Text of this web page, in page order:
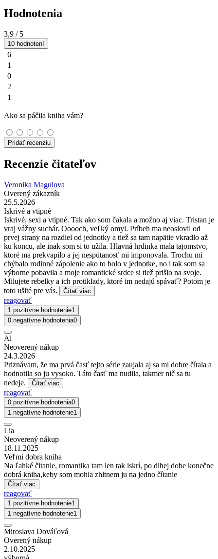
Hodnotenia
3,9 / 5
10 hodnotení
6
1
0
2
1
Ako sa páčila kniha vám?
Pridať recenziu
Recenzie čitateľov
Veronika Magulova
Overený zákazník
25.5.2026
Iskrivé a vtipné
Iskrivé, sexi a vtipné. Tak ako som čakala a možno aj viac. Tristan je
vraj vážny suchár. Ooooch, veľký omyl. Príbeh ma neoslovil od
prvej strany na rozdiel od jednotky a tiež sa tam napätie vkradlo až
ku koncu, ale inak som si to užila. Hlavná hrdinka mala tajomstvo,
ktoré ma prekvapilo a jej nespútanosť mi imponovala. Trochu mi
chýbalo rodinné zápolenie ako to bolo v jednotke, no i tak som sa
výborne pobavila a moje romantické srdce si tiež prišlo na svoje.
Milujete rebelky a ich protiklady, ktoré im nedajú spávať? Potom je
toto ušité pre vás.
Čítať viac
reagovať
1 pozitívne hodnotenie1
0 negatívne hodnotenia0
Al
Neoverený nákup
24.3.2026
Priznávam, že ma prvá časť tejto série zaujala aj sa mi dobre čítala a
hodnotila so ju vysoko. Táto časť ma nudila, takmer nič sa tu
nedeje.
Čítať viac
reagovať
0 pozitívne hodnotenia0
1 negatívne hodnotenie1
Lia
Neoverený nákup
18.11.2025
Veľmi dobra kniha
Na ľahké čitanie, romantika tam len tak iskrí, po dlhej dobe konečne
dobrá kniha,keby som mohla zhltnem ju na jedno čítanie
Čítať viac
reagovať
1 pozitívne hodnotenie1
1 negatívne hodnotenie1
Miroslava Dováľová
Overený nákup
2.10.2025